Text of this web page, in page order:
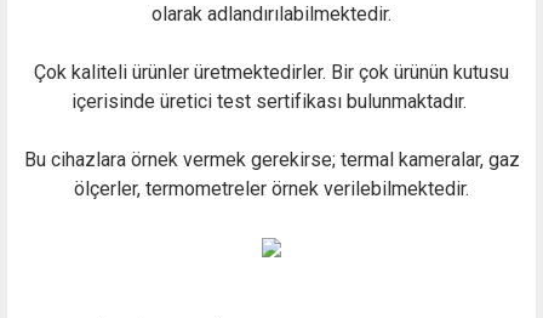
olarak adlandırılabilmektedir.
Çok kaliteli ürünler üretmektedirler. Bir çok ürünün kutusu
içerisinde üretici test sertifikası bulunmaktadır.
Bu cihazlara örnek vermek gerekirse; termal kameralar, gaz
ölçerler, termometreler örnek verilebilmektedir.